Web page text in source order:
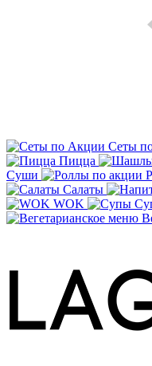
Сеты
Пицца
Суши
Салаты
WOK